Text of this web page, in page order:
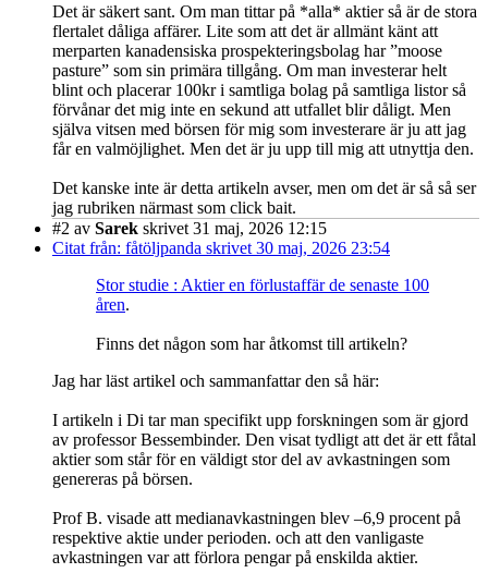
Det är säkert sant. Om man tittar på *alla* aktier så är de stora
flertalet dåliga affärer. Lite som att det är allmänt känt att
merparten kanadensiska prospekteringsbolag har ”moose
pasture” som sin primära tillgång. Om man investerar helt
blint och placerar 100kr i samtliga bolag på samtliga listor så
förvånar det mig inte en sekund att utfallet blir dåligt. Men
själva vitsen med börsen för mig som investerare är ju att jag
får en valmöjlighet. Men det är ju upp till mig att utnyttja den.
Det kanske inte är detta artikeln avser, men om det är så så ser
jag rubriken närmast som click bait.
#2 av Sarek skrivet 31 maj, 2026 12:15
Citat från: fåtöljpanda skrivet 30 maj, 2026 23:54
Stor studie : Aktier en förlustaffär de senaste 100
åren.
Finns det någon som har åtkomst till artikeln?
Jag har läst artikel och sammanfattar den så här:
I artikeln i Di tar man specifikt upp forskningen som är gjord
av professor Bessembinder. Den visat tydligt att det är ett fåtal
aktier som står för en väldigt stor del av avkastningen som
genereras på börsen.
Prof B. visade att medianavkastningen blev –6,9 procent på
respektive aktie under perioden. och att den vanligaste
avkastningen var att förlora pengar på enskilda aktier.